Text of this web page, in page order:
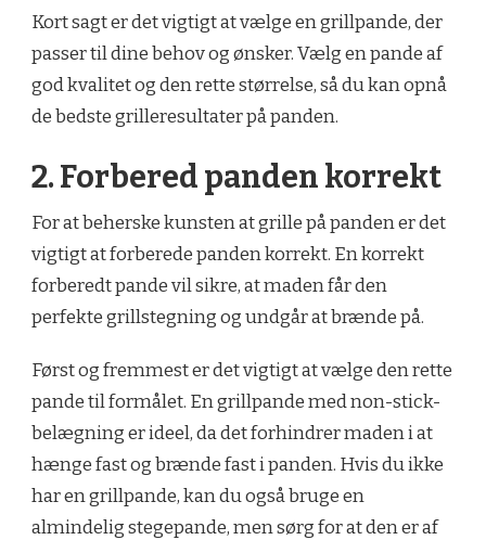
Kort sagt er det vigtigt at vælge en grillpande, der
passer til dine behov og ønsker. Vælg en pande af
god kvalitet og den rette størrelse, så du kan opnå
de bedste grilleresultater på panden.
2. Forbered panden korrekt
For at beherske kunsten at grille på panden er det
vigtigt at forberede panden korrekt. En korrekt
forberedt pande vil sikre, at maden får den
perfekte grillstegning og undgår at brænde på.
Først og fremmest er det vigtigt at vælge den rette
pande til formålet. En grillpande med non-stick-
belægning er ideel, da det forhindrer maden i at
hænge fast og brænde fast i panden. Hvis du ikke
har en grillpande, kan du også bruge en
almindelig stegepande, men sørg for at den er af